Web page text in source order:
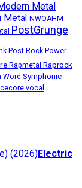
Metal
Metal
NWOAHM
PostGrunge
Post Rock Power
Rapmetal Raprock
Word Symphonic
vocal
Electric